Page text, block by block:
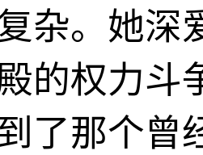
杂。她深
的权力斗
了那个曾